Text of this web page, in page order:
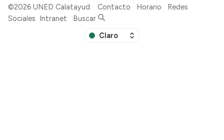
©2026 UNED Calatayud. Contacto Horario
Redes
Sociales Intranet Buscar